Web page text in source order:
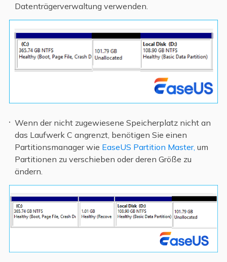
Datenträgerverwaltung verwenden.
Wenn der nicht zugewiesene Speicherplatz nicht an
das Laufwerk C angrenzt, benötigen Sie einen
Partitionsmanager wie EaseUS Partition Master, um
Partitionen zu verschieben oder deren Größe zu
ändern.